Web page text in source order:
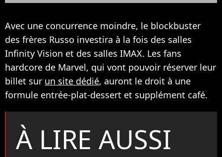
Avec une concurrence moindre, le blockbuster
des frères Russo investira à la fois des salles
Infinity Vision et des salles IMAX. Les fans
hardcore de Marvel, qui vont pouvoir réserver leur
billet sur un site dédié, auront le droit à une
formule entrée-plat-dessert et supplément café.
À LIRE AUSSI